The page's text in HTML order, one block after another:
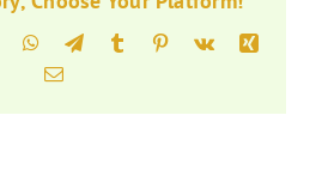
WhatsApp
TelegramTumblr Pinterest
Vk
Xing
Correo